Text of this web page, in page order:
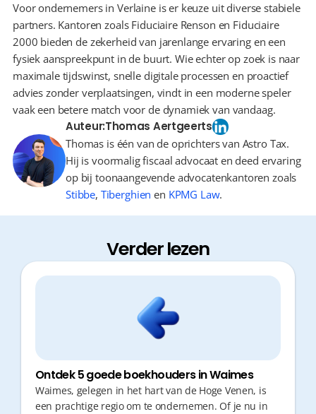
Voor ondernemers in Verlaine is er keuze uit diverse stabiele
partners. Kantoren zoals Fiduciaire Renson en Fiduciaire
2000 bieden de zekerheid van jarenlange ervaring en een
fysiek aanspreekpunt in de buurt. Wie echter op zoek is naar
maximale tijdswinst, snelle digitale processen en proactief
advies zonder verplaatsingen, vindt in een moderne speler
vaak een betere match voor de dynamiek van vandaag.
Auteur:Thomas Aertgeerts
Thomas is één van de oprichters van Astro Tax.
Hij is voormalig fiscaal advocaat en deed ervaring
op bij toonaangevende advocatenkantoren zoals
Stibbe, Tiberghien en KPMG Law.
Verder lezen
Ontdek 5 goede boekhouders in Waimes
Waimes, gelegen in het hart van de Hoge Venen, is
een prachtige regio om te ondernemen. Of je nu in